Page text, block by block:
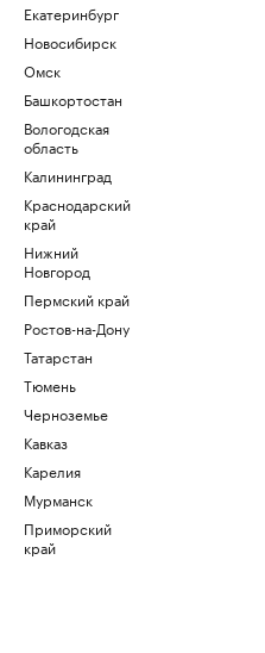
Екатеринбург
Новосибирск
Омск
Башкортостан
Вологодская
область
Калининград
Краснодарский
край
Нижний
Новгород
Пермский край
Ростов-на-Дону
Татарстан
Тюмень
Черноземье
Кавказ
Карелия
Мурманск
Приморский
край